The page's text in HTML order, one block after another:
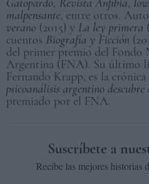
malpensante, entre otros.
verano (2015) y La ley primera
cuentos Biografía y Ficción
del primer premio del Fondo
Argentina (FNA). Su último
Fernando Krapp, es la crónica
psicoanálisis argentino descubre
premiado por el FNA.
Suscríbete a
Recibe las mejores